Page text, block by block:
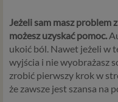
Jeżeli sam masz problem
możesz uzyskać pomoc.
ukoić ból. Nawet jeżeli w
wyjścia i nie wyobrażasz
zrobić pierwszy krok w
że zawsze jest szansa na
przypadków, gdy
uzasadnione z
potrzeby, co
zapewnienia
sprawdzenie, czy
nieuprawniona